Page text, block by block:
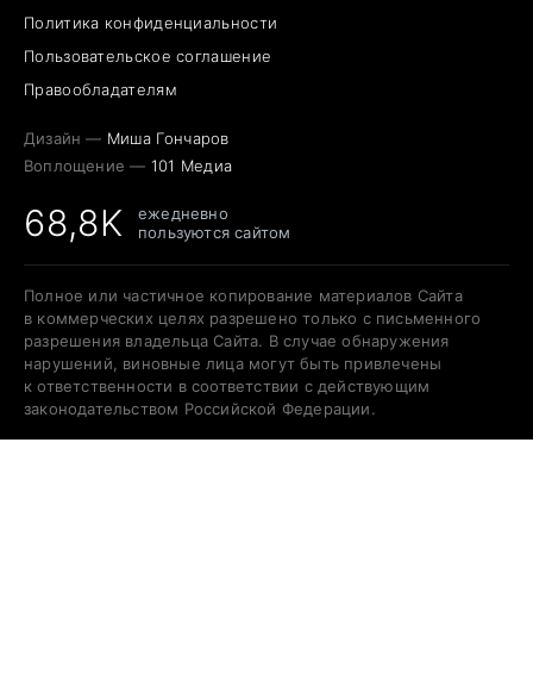
Политика конфиденциальности
Пользовательское соглашение
Правообладателям
Дизайн — Миша Гончаров
Воплощение — 101 Медиа
68,8K
ежедневно
пользуются сайтом
Полное или частичное копирование материалов Сайта
в коммерческих целях разрешено только с письменного
разрешения владельца Сайта. В случае обнаружения
нарушений, виновные лица могут быть привлечены
к ответственности в соответствии с действующим
законодательством Российской Федерации.